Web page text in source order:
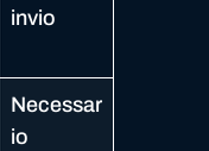
invio
Necessar
io